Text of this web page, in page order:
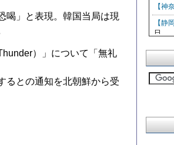
喝」と表現。韓国当局は現
）」について「無礼
るとの通知を北朝鮮から受